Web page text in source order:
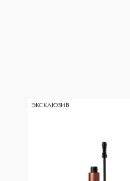
ЭКСКЛЮЗИВ